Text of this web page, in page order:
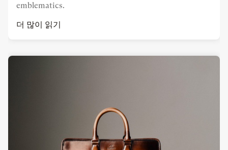
emblematics.
더 많이 읽기